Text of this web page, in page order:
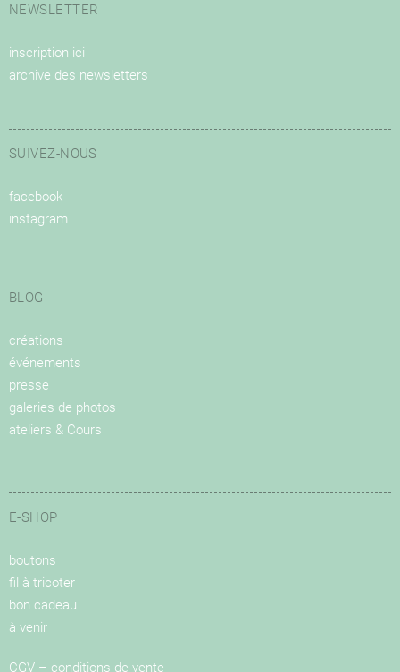
NEWSLETTER
inscription ici
archive des newsletters
SUIVEZ-NOUS
facebook
instagram
BLOG
créations
événements
presse
galeries de photos
ateliers & Cours
E-SHOP
boutons
fil à tricoter
bon cadeau
à venir
CGV – conditions de vente